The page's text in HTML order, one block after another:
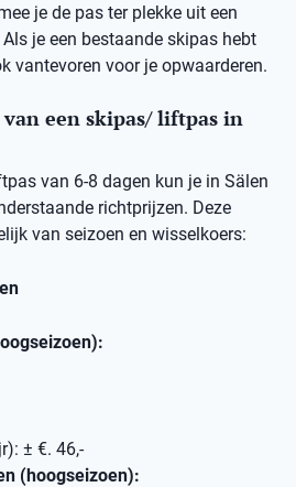
je de pas ter plekke uit een
je een bestaande skipas hebt
vantevoren voor je opwaarderen.
een skipas/ liftpas in
van 6-8 dagen kun je in Sälen
richtprijzen. Deze
van seizoen en wisselkoers:
± €. 46,-
(hoogseizoen):